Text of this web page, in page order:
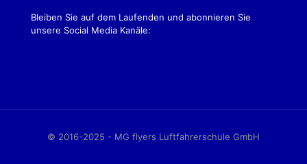
Bleiben Sie auf dem Laufenden und abonnieren Sie
unsere Social Media Kanäle:
© 2016-2025 - MG flyers Luftfahrerschule GmbH